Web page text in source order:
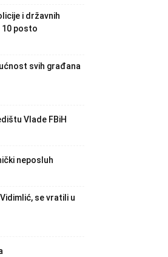
i državnih
10 posto
svih građana
Vlade FBiH
neposluh
se vratili u